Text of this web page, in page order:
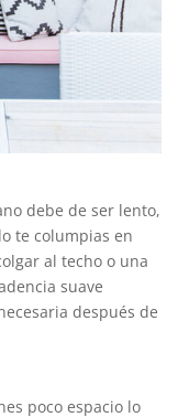
debe de ser lento,
te columpias en
al techo o una
suave
después de
poco espacio lo